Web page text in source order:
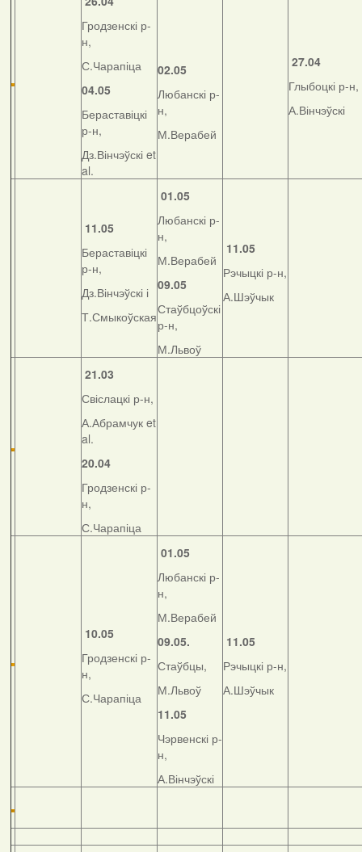
Гродзенскі р-
н,
С.Чарапіца
04.05
Бераставіцкі
р-н,
Дз.Вінчэўскі et
al.
02.05
Любанскі р-
н,
М.Верабей
27.04
Глыбоцкі р-н,
А.Вінчэўскі
11.05
Бераставіцкі
р-н,
Дз.Вінчэўскі і
Т.Смыкоўская
01.05
Любанскі р-
н,
М.Верабей
09.05
Стаўбцоўскі
р-н,
М.Львоў
11.05
Рэчыцкі р-н,
А.Шэўчык
21.03
Свіслацкі р-н,
А.Абрамчук et
al.
20.04
Гродзенскі р-
н,
С.Чарапіца
10.05
Гродзенскі р-
н,
С.Чарапіца
01.05
Любанскі р-
н,
М.Верабей
09.05.
Стаўбцы,
М.Львоў
11.05
Чэрвенскі р-
н,
А.Вінчэўскі
11.05
Рэчыцкі р-н,
А.Шэўчык